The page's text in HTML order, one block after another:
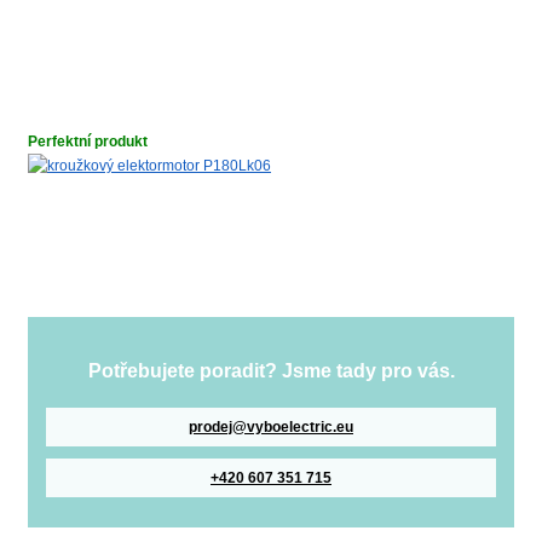
Perfektní produkt
Potřebujete poradit? Jsme tady pro vás.
prodej@vyboelectric.eu
+420 607 351 715